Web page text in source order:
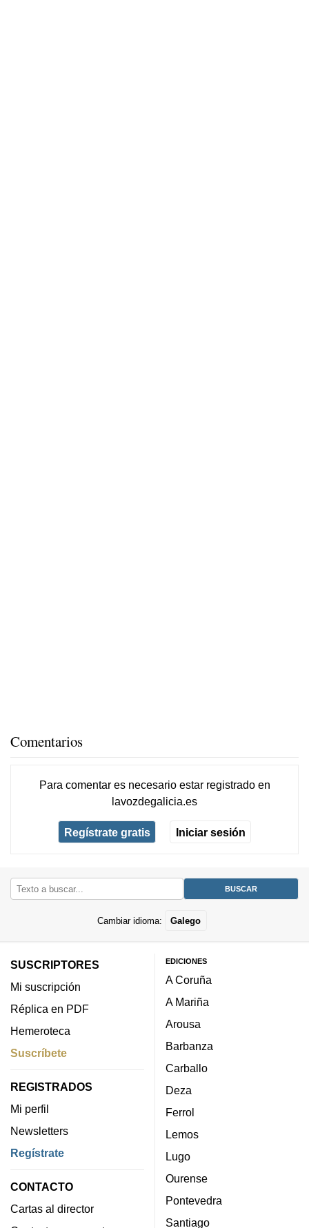
Comentarios
Para comentar es necesario estar registradoen
lavozdegalicia.es
Regístrate gratis Iniciar sesión
Cambiar idioma: Galego
SUSCRIPTORES
Mi suscripción
Réplica en PDF
Hemeroteca
Suscríbete
REGISTRADOS
Mi perfil
Newsletters
Regístrate
CONTACTO
Cartas al director
EDICIONES
A Coruña
A Mariña
Arousa
Barbanza
Carballo
Deza
Ferrol
Lemos
Lugo
Ourense
Pontevedra
Santiago